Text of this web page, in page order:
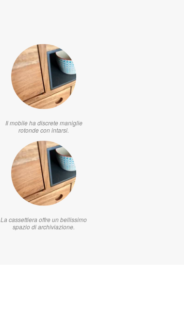
Il mobile ha discrete maniglie
rotonde con intarsi.
La cassettiera offre un bellissimo
spazio di archiviazione.